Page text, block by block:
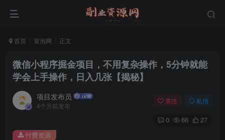
首页 冒泡网 正文
微信小程序掘金项目，不用复杂操作，5分钟就能
学会上手操作，日入几张【揭秘】
项目发布员
4个月前发布
关注 私信
0 66 27
付费资源